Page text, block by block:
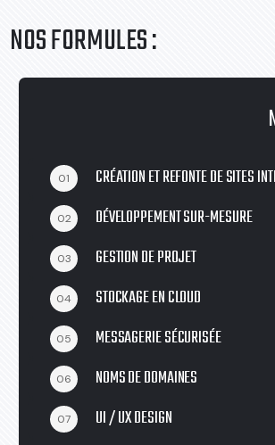
NOS FORMULES :
01 CRÉATION ET REFONTE DE SITES
02 DÉVELOPPEMENT SUR-MESURE
03 GESTION DE PROJET
04 STOCKAGE EN CLOUD
05 MESSAGERIE SÉCURISÉE
06 NOMS DE DOMAINES
07 UI / UX DESIGN